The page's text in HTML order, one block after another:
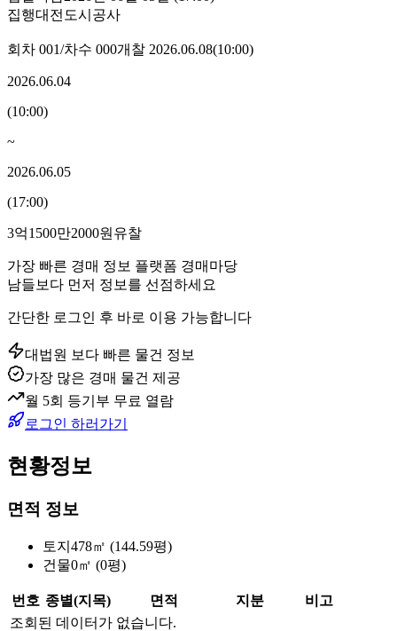
집행대전도시공사
회차 001/차수 000개찰 2026.06.08(10:00)
2026.06.04
(10:00)
~
2026.06.05
(17:00)
3억1500만2000원 유찰
가장 빠른 경매 정보 플랫폼 경매마당
남들보다 먼저 정보를 선점하세요
간단한 로그인 후 바로 이용 가능합니다
대법원 보다 빠른 물건 정보
가장 많은 경매 물건 제공
월 5회 등기부 무료 열람
로그인 하러가기
현황정보
면적 정보
토지 478㎡ (144.59평)
건물0㎡ (0평)
번호 종별(지목) 면적 지분
비고
조회된 데이터가 없습니다.